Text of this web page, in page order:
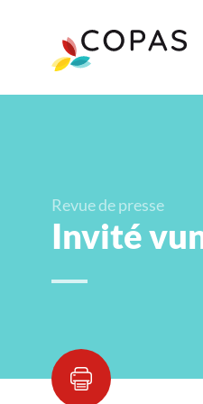
Revue de presse
Invité